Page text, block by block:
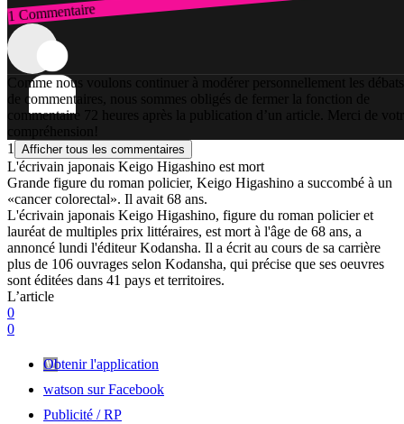
1 Commentaire
Connexion
Comme nous voulons continuer à modérer personnellement les débats
de commentaires, nous sommes obligés de fermer la fonction de
commentaire 72 heures après la publication d’un article. Merci de
compréhension!
1
Afficher tous les commentaires
L'écrivain japonais Keigo Higashino est mort
Grande figure du roman policier, Keigo Higashino a succombé à un
«cancer colorectal». Il avait 68 ans.
L'écrivain japonais Keigo Higashino, figure du roman policier et
lauréat de multiples prix littéraires, est mort à l'âge de 68 ans, a
annoncé lundi l'éditeur Kodansha. Il a écrit au cours de sa carrière
plus de 106 ouvrages selon Kodansha, qui précise que ses oeuvres
sont éditées dans 41 pays et territoires.
L’article
0
0
Obtenir l'application
watson sur Facebook
Publicité / RP